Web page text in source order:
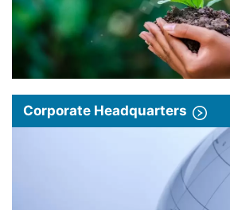
Corporate Headquarters